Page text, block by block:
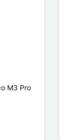
M3 Pro